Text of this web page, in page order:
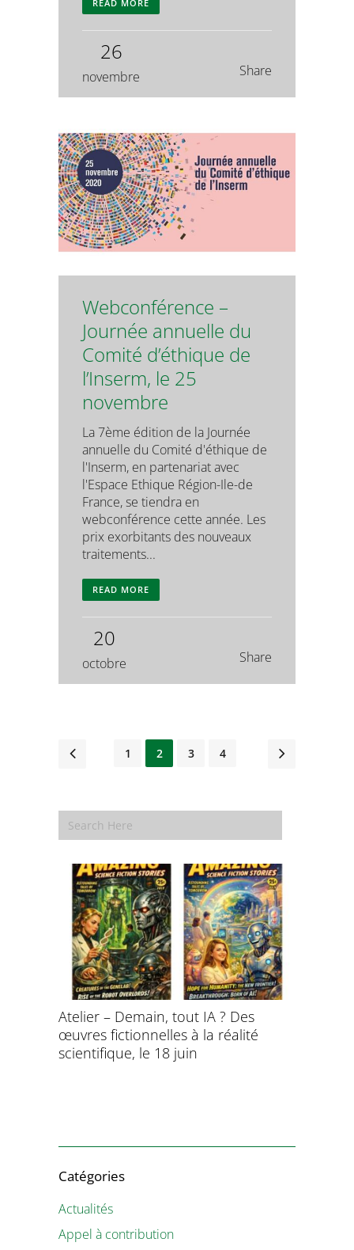
READ MORE
26
novembre Share
Webconférence –
Journée annuelle du
Comité d’éthique de
l’Inserm, le 25
novembre
La 7ème édition de la Journée
annuelle du Comité d'éthique de
l'Inserm, en partenariat avec
l'Espace Ethique Région-Ile-de
France, se tiendra en
webconférence cette année. Les
prix exorbitants des nouveaux
traitements...
READ MORE
20
octobre Share
1 2 3 4
Atelier – Demain, tout IA ? Des
œuvres fictionnelles à la réalité
scientifique, le 18 juin
Catégories
Actualités
Appel à contribution